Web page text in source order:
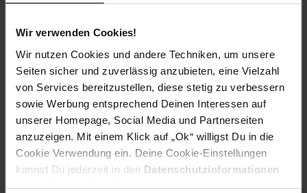
Wir verwenden Cookies!
Wir nutzen Cookies und andere Techniken, um unsere
Seiten sicher und zuverlässig anzubieten, eine Vielzahl
von Services bereitzustellen, diese stetig zu verbessern
sowie Werbung entsprechend Deinen Interessen auf
unserer Homepage, Social Media und Partnerseiten
anzuzeigen. Mit einem Klick auf „Ok“ willigst Du in die
Cookie Verwendung ein. Deine Cookie-Einstellungen
kannst Du jederzeit in den Datenschutzinformationen
ändern bzw. widerrufen.
Zielgruppe: Erwachsene
Artikelnummer: 2156530000
EAN: 4009290167895
Artikel gehört zur Kategorie:Geschirr & Gläser
Versandinformationen